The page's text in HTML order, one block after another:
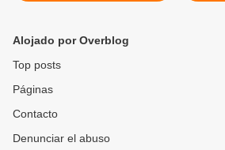
Alojado por Overblog
Top posts
Páginas
Contacto
Denunciar el abuso